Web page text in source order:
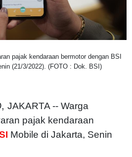
pajak kendaraan bermotor dengan BSI
(21/3/2022). (FOTO : Dok. BSI)
JAKARTA -- Warga
pajak kendaraan
Mobile di Jakarta, Senin